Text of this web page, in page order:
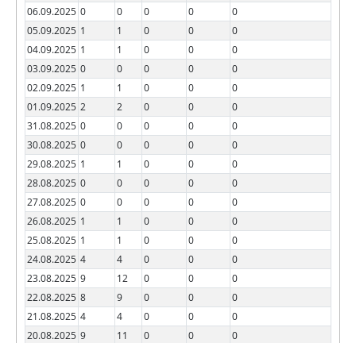
06.09.2025 0 0 0 0
0
05.09.2025 1 1 0 0
0
04.09.2025 1 1 0 0
0
03.09.2025 0 0 0 0
0
02.09.2025 1 1 0 0
0
01.09.2025 2 2 0 0
0
31.08.2025 0 0 0 0
0
30.08.2025 0 0 0 0
0
29.08.2025 1 1 0 0
0
28.08.2025 0 0 0 0
0
27.08.2025 0 0 0 0
0
26.08.2025 1 1 0 0
0
25.08.2025 1 1 0 0
0
24.08.2025 4 4 0 0
0
23.08.2025 9 12 0 0
0
22.08.2025 8 9 0 0
0
21.08.2025 4 4 0 0
0
20.08.2025 9 11 0 0 0